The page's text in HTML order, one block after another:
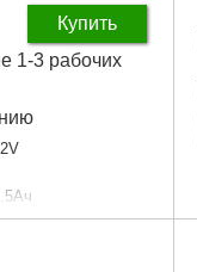
Купить
1-3 рабочих
2